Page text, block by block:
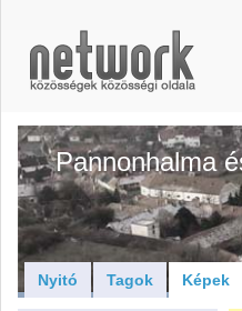
Pannonhalma
Nyitó Tagok Képek